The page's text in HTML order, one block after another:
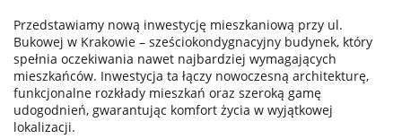
Przedstawiamy nową inwestycję mieszkaniową przy ul.
Bukowej w Krakowie – sześciokondygnacyjny budynek, który
spełnia oczekiwania nawet najbardziej wymagających
mieszkańców. Inwestycja ta łączy nowoczesną architekturę,
funkcjonalne rozkłady mieszkań oraz szeroką gamę
udogodnień, gwarantując komfort życia w wyjątkowej
lokalizacji.